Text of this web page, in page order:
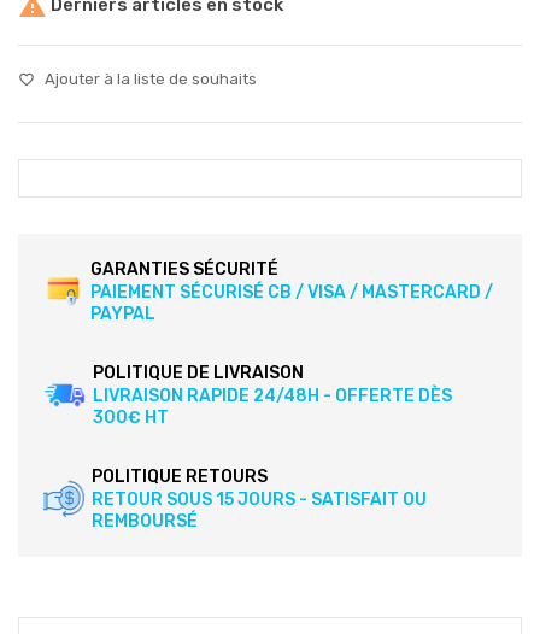
 Derniers articles en stock
favorite_border Ajouter à la liste de souhaits
GARANTIES SÉCURITÉ
PAIEMENT SÉCURISÉ CB / VISA / MASTERCARD /
PAYPAL
POLITIQUE DE LIVRAISON
LIVRAISON RAPIDE 24/48H - OFFERTE DÈS
300€ HT
POLITIQUE RETOURS
RETOUR SOUS 15 JOURS - SATISFAIT OU
REMBOURSÉ